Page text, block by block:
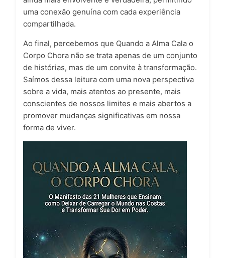
uma conexão genuína com cada experiência
compartilhada.
Ao final, percebemos que Quando a Alma Cala o
Corpo Chora não se trata apenas de um conjunto
de histórias, mas de um convite à transformação.
Saímos dessa leitura com uma nova perspectiva
sobre a vida, mais atentos ao presente, mais
conscientes de nossos limites e mais abertos a
promover mudanças significativas em nossa
forma de viver.